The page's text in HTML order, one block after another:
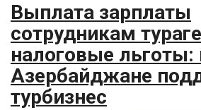
Выплата зарплаты
сотрудникам
налоговые льготы:
Азербайджане
турбизнес